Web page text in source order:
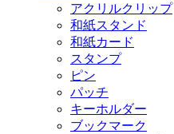
アクリルクリップ
和紙スタンド
和紙カード
スタンプ
ピン
パッチ
キーホルダー
ブックマーク